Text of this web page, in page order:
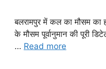
बलरामपुर में कल का मौसम का
के मौसम पूर्वानुमान की पूरी
… Read more